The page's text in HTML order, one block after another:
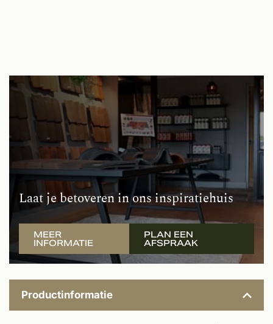
Laat je betoveren in ons inspiratiehuis
MEER
INFORMATIE
PLAN EEN
AFSPRAAK
Productinformatie